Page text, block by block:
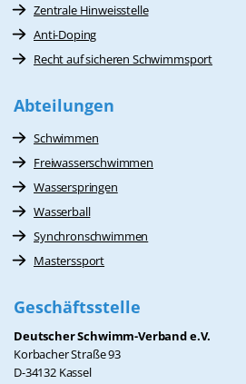
Zentrale Hinweisstelle
Anti-Doping
Recht auf sicheren Schwimmsport
Abteilungen
Schwimmen
Freiwasserschwimmen
Wasserspringen
Wasserball
Synchronschwimmen
Masterssport
Geschäftsstelle
Deutscher Schwimm-Verband e.V.
Korbacher Straße 93
D-34132 Kassel